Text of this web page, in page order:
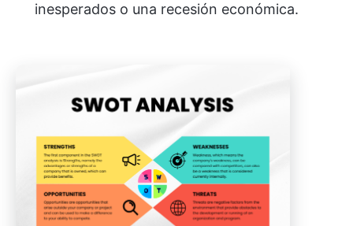
inesperados o una recesión económica.